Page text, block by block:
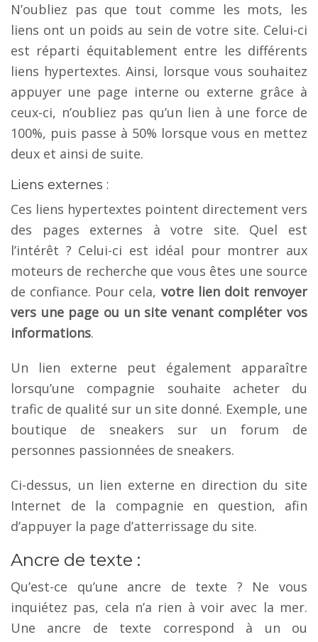
N’oubliez pas que tout comme les mots, les
liens ont un poids au sein de votre site. Celui-ci
est réparti équitablement entre les différents
liens hypertextes. Ainsi, lorsque vous souhaitez
appuyer une page interne ou externe grâce à
ceux-ci, n’oubliez pas qu’un lien à une force de
100%, puis passe à 50% lorsque vous en mettez
deux et ainsi de suite.
Liens externes :
Ces liens hypertextes pointent directement vers
des pages externes à votre site. Quel est
l’intérêt ? Celui-ci est idéal pour montrer aux
moteurs de recherche que vous êtes une source
de confiance. Pour cela, votre lien doit renvoyer
vers une page ou un site venant compléter vos
informations.
Un lien externe peut également apparaître
lorsqu’une compagnie souhaite acheter du
trafic de qualité sur un site donné. Exemple, une
boutique de sneakers sur un forum de
personnes passionnées de sneakers.
Ci-dessus, un lien externe en direction du site
Internet de la compagnie en question, afin
d’appuyer la page d’atterrissage du site.
Ancre de texte :
Qu’est-ce qu’une ancre de texte ? Ne vous
inquiétez pas, cela n’a rien à voir avec la mer.
Une ancre de texte correspond à un ou